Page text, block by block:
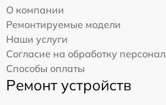
О компании
Ремонтируемые модели
Наши услуги
Согласие на обработку
Способы оплаты
Ремонт устройств